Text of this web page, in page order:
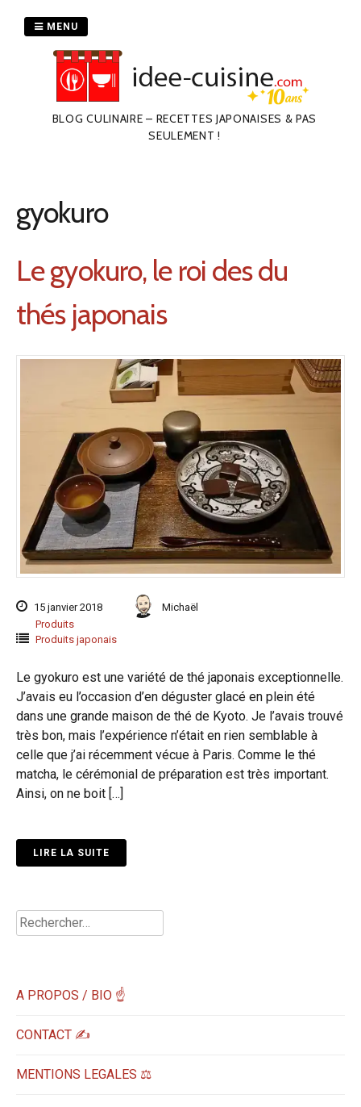
BLOG CULINAIRE – RECETTES JAPONAISES & PAS
SEULEMENT !
MENU
gyokuro
Le gyokuro, le roi des du
thés japonais
15 janvier 2018
Michaël
Produits
Produits japonais
Le gyokuro est une variété de thé japonais exceptionnelle.
J’avais eu l’occasion d’en déguster glacé en plein été
dans une grande maison de thé de Kyoto. Je l’avais trouvé
très bon, mais l’expérience n’était en rien semblable à
celle que j’ai récemment vécue à Paris. Comme le thé
matcha, le cérémonial de préparation est très important.
Ainsi, on ne boit […]
LIRE LA SUITE
Rechercher :
A PROPOS / BIO ☝
CONTACT ✍️
MENTIONS LEGALES ⚖️